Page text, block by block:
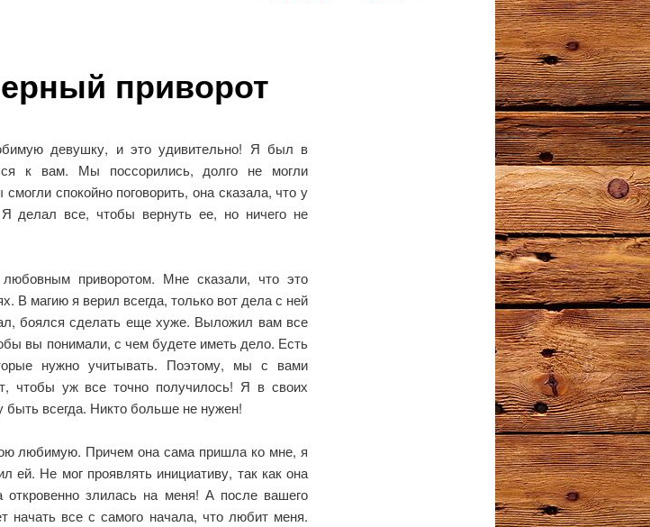
приворот
девушку, и это удивительно! Я был в
к вам. Мы поссорились, долго не могли
спокойно поговорить, она сказала, что у
делал все, чтобы вернуть ее, но ничего не
приворотом. Мне сказали, что это
В магию я верил всегда, только вот дела с ней
боялся сделать еще хуже. Выложил вам все
вы понимали, с чем будете иметь дело. Есть
нужно учитывать. Поэтому, мы с вами
чтобы уж все точно получилось! Я в своих
быть всегда. Никто больше не нужен!
любимую. Причем она сама пришла ко мне, я
ей. Не мог проявлять инициативу, так как она
откровенно злилась на меня! А после вашего
начать все с самого начала, что любит меня.